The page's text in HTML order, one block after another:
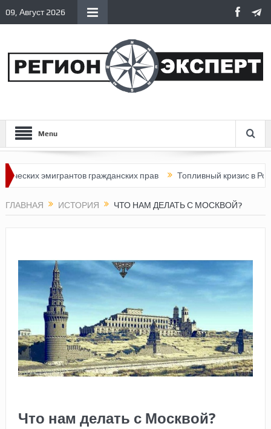
09, Август 2026
Menu
гражданских прав Топливный кризис в России
ГЛАВНАЯ ИСТОРИЯ ЧТО НАМ ДЕЛАТЬ С МОСКВОЙ?
Что нам делать с Москвой?